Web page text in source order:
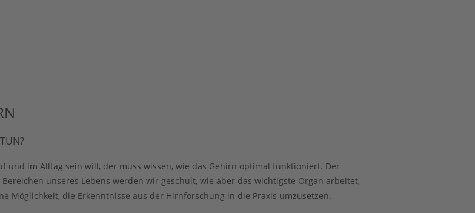
und im Alltag sein will, der muss wissen, wie das Gehirn optimal funktioniert. Der
unseres Lebens werden wir geschult, wie aber das wichtigste Organ arbeitet,
Möglichkeit, die Erkenntnisse aus der Hirnforschung in die Praxis umzusetzen.